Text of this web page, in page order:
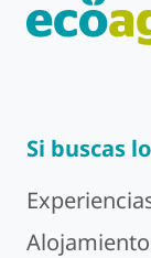
Si buscas